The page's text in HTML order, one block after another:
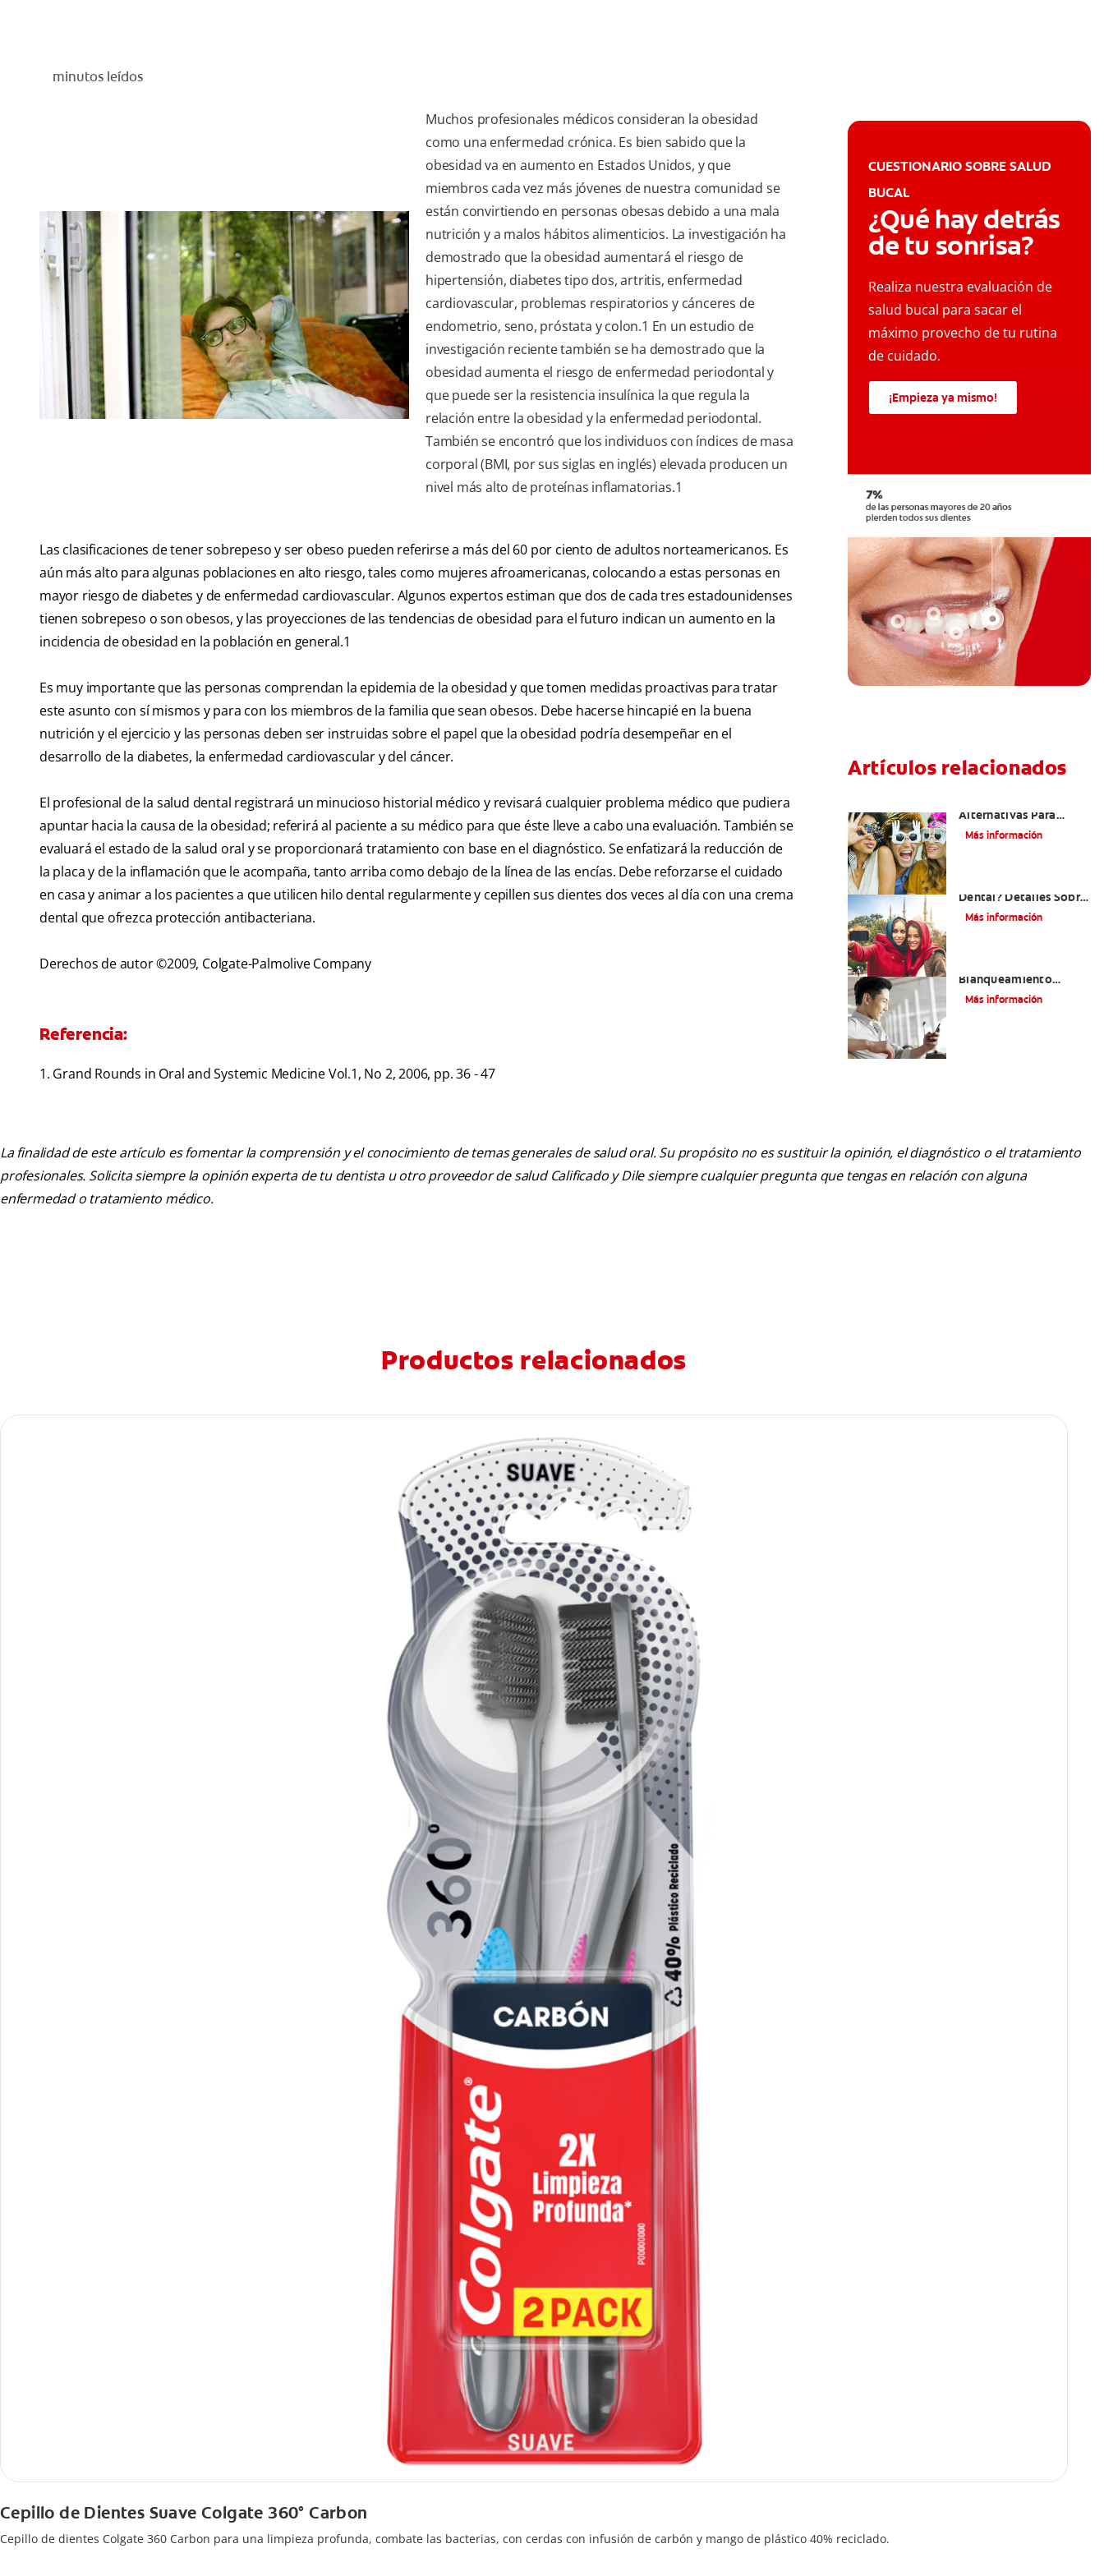
minutos leídos
Muchos profesionales médicos consideran la obesidad
como una enfermedad crónica. Es bien sabido que la
obesidad va en aumento en Estados Unidos, y que
miembros cada vez más jóvenes de nuestra comunidad se
están convirtiendo en personas obesas debido a una mala
nutrición y a malos hábitos alimenticios. La investigación ha
demostrado que la obesidad aumentará el riesgo de
hipertensión, diabetes tipo dos, artritis, enfermedad
cardiovascular, problemas respiratorios y cánceres de
endometrio, seno, próstata y colon.1 En un estudio de
investigación reciente también se ha demostrado que la
obesidad aumenta el riesgo de enfermedad periodontal y
que puede ser la resistencia insulínica la que regula la
relación entre la obesidad y la enfermedad periodontal.
También se encontró que los individuos con índices de masa
corporal (BMI, por sus siglas en inglés) elevada producen un
nivel más alto de proteínas inflamatorias.1
Las clasificaciones de tener sobrepeso y ser obeso pueden referirse a más del 60 por ciento de adultos norteamericanos. Es
aún más alto para algunas poblaciones en alto riesgo, tales como mujeres afroamericanas, colocando a estas personas en
mayor riesgo de diabetes y de enfermedad cardiovascular. Algunos expertos estiman que dos de cada tres estadounidenses
tienen sobrepeso o son obesos, y las proyecciones de las tendencias de obesidad para el futuro indican un aumento en la
incidencia de obesidad en la población en general.1
Es muy importante que las personas comprendan la epidemia de la obesidad y que tomen medidas proactivas para tratar
este asunto con sí mismos y para con los miembros de la familia que sean obesos. Debe hacerse hincapié en la buena
nutrición y el ejercicio y las personas deben ser instruidas sobre el papel que la obesidad podría desempeñar en el
desarrollo de la diabetes, la enfermedad cardiovascular y del cáncer.
El profesional de la salud dental registrará un minucioso historial médico y revisará cualquier problema médico que pudiera
apuntar hacia la causa de la obesidad; referirá al paciente a su médico para que éste lleve a cabo una evaluación. También se
evaluará el estado de la salud oral y se proporcionará tratamiento con base en el diagnóstico. Se enfatizará la reducción de
la placa y de la inflamación que le acompaña, tanto arriba como debajo de la línea de las encías. Debe reforzarse el cuidado
en casa y animar a los pacientes a que utilicen hilo dental regularmente y cepillen sus dientes dos veces al día con una crema
dental que ofrezca protección antibacteriana.
Derechos de autor ©2009, Colgate-Palmolive Company
Referencia:
1. Grand Rounds in Oral and Systemic Medicine Vol.1, No 2, 2006, pp. 36 - 47
CUESTIONARIO SOBRE SALUD
BUCAL
¿Qué hay detrás
de tu sonrisa?
Realiza nuestra evaluación de
salud bucal para sacar el
máximo provecho de tu rutina
de cuidado.
¡Empieza ya mismo!
Artículos relacionados
Alternativas Para
Mejorar Mi Sonrisa?
Más información
Dental? Detalles Sobre
Los Métodos Y Los
Más información
Blanqueamiento
Dental Y Carillas
Más información
La finalidad de este artículo es fomentar la comprensión y el conocimiento de temas generales de salud oral. Su propósito no es sustituir la opinión, el diagnóstico o el tratamiento
profesionales. Solicita siempre la opinión experta de tu dentista u otro proveedor de salud Calificado y Dile siempre cualquier pregunta que tengas en relación con alguna
enfermedad o tratamiento médico.
Productos relacionados
Cepillo de Dientes Suave Colgate 360° Carbon
Cepillo de dientes Colgate 360 ​​Carbon para una limpieza profunda, combate las bacterias, con cerdas con infusión de carbón y mango de plástico 40% reciclado.